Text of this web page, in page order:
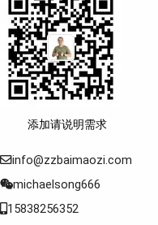
添加请说明需求
info@zzbaimaozi.com
michaelsong666
15838256352